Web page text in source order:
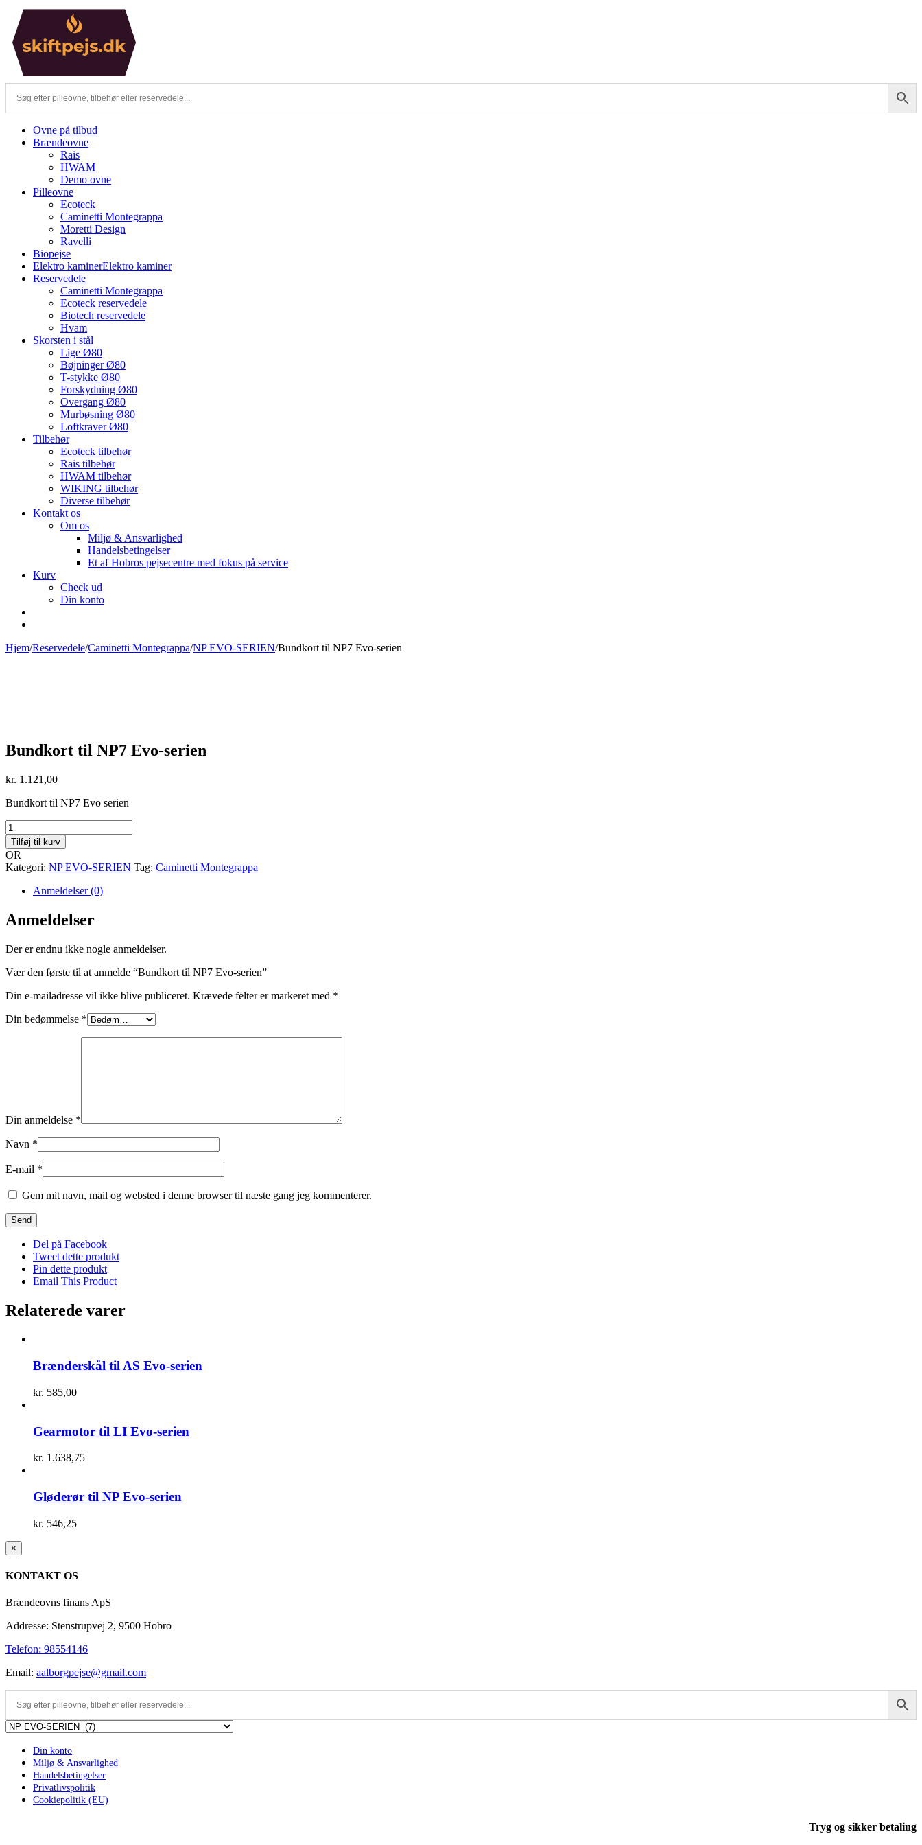
Skip
content
Ovne på tilbud
Brændeovne
Rais
HWAM
Demo ovne
Pilleovne
Ecoteck
Caminetti Montegrappa
Moretti Design
Ravelli
Biopejse
Elektro kaminerElektro kaminer
Reservedele
Caminetti Montegrappa
Ecoteck reservedele
Biotech reservedele
Hvam
Skorsten i stål
Lige Ø80
Bøjninger Ø80
T-stykke Ø80
Forskydning Ø80
Overgang Ø80
Murbøsning Ø80
Loftkraver Ø80
Tilbehør
Ecoteck tilbehør
Rais tilbehør
HWAM tilbehør
WIKING tilbehør
Diverse tilbehør
Kontakt os
Om os
Miljø & Ansvarlighed
Handelsbetingelser
Et af Hobros pejsecentre med fokus på service
Kurv
Check ud
Din konto
Hjem/Reservedele/Caminetti Montegrappa/NP EVO-SERIEN/Bundkort til NP7 Evo-serien
Bundkort til NP7 Evo-serien
kr. 1.121,00
Bundkort til NP7 Evo serien
Bundkort
til
NP7
Evo-
serien
antal
Tilføj til kurv
OR
Kategori: NP EVO-SERIEN Tag: Caminetti Montegrappa
Anmeldelser (0)
Anmeldelser
Der er endnu ikke nogle anmeldelser.
Vær den første til at anmelde “Bundkort til NP7 Evo-serien”
Din e-mailadresse vil ikke blive publiceret. Krævede felter er markeret med *
Din bedømmelse *
Din anmeldelse *
Navn *
E-mail *
Gem mit navn, mail og websted i denne browser til næste gang jeg kommenterer.
Del på Facebook
Tweet dette produkt
Pin dette produkt
Email This Product
Relaterede varer
Brænderskål til AS Evo-serien
kr. 585,00
Gearmotor til LI Evo-serien
kr. 1.638,75
Gløderør til NP Evo-serien
kr. 546,25
Close
product
view
×
KONTAKT OS
Brændeovns finans ApS
Addresse: Stenstrupvej 2, 9500 Hobro
Telefon: 98554146
Email: aalborgpejse@gmail.com
Din konto
Miljø & Ansvarlighed
Handelsbetingelser
Privatlivspolitik
Cookiepolitik (EU)
Tryg og sikker betaling